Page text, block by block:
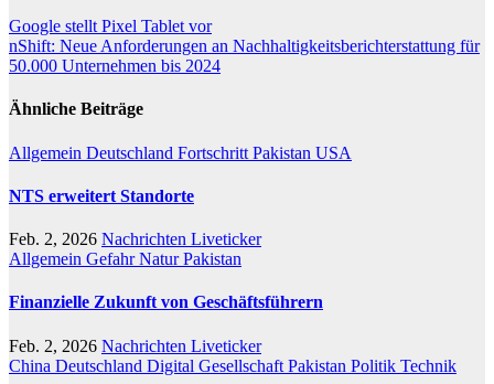
Beitragsnavigation
Google stellt Pixel Tablet vor
nShift: Neue Anforderungen an Nachhaltigkeitsberichterstattung für
50.000 Unternehmen bis 2024
Ähnliche Beiträge
Allgemein Deutschland Fortschritt Pakistan USA
NTS erweitert Standorte
Feb. 2, 2026 Nachrichten Liveticker
Allgemein GefahrNaturPakistan
Finanzielle Zukunft von Geschäftsführern
Feb. 2, 2026 Nachrichten Liveticker
China Deutschland Digital Gesellschaft Pakistan Politik Technik